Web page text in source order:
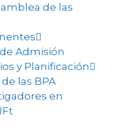
de las
Admisión
y Planificación
las BPA
en